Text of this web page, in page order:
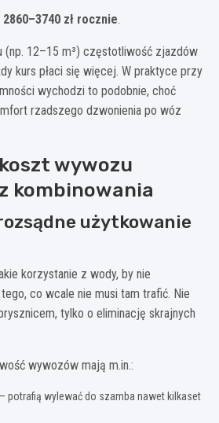
2860–3740 zł rocznie.
(np. 12–15 m³) częstotliwość zjazdów
kurs płaci się więcej. W praktyce przy
wychodzi to podobnie, choć
rzadszego dzwonienia po wóz
wywozu
kombinowania
użytkowanie
korzystanie z wody, by nie
co wcale nie musi tam trafić. Nie
tylko o eliminację skrajnych
wywozów mają m.in.:
– potrafią wylewać do szamba nawet kilkaset